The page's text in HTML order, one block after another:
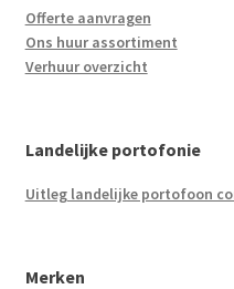
Offerte aanvragen
Ons huur assortiment
Verhuur overzicht
Landelijke portofonie
Uitleg landelijke portofoon
Merken